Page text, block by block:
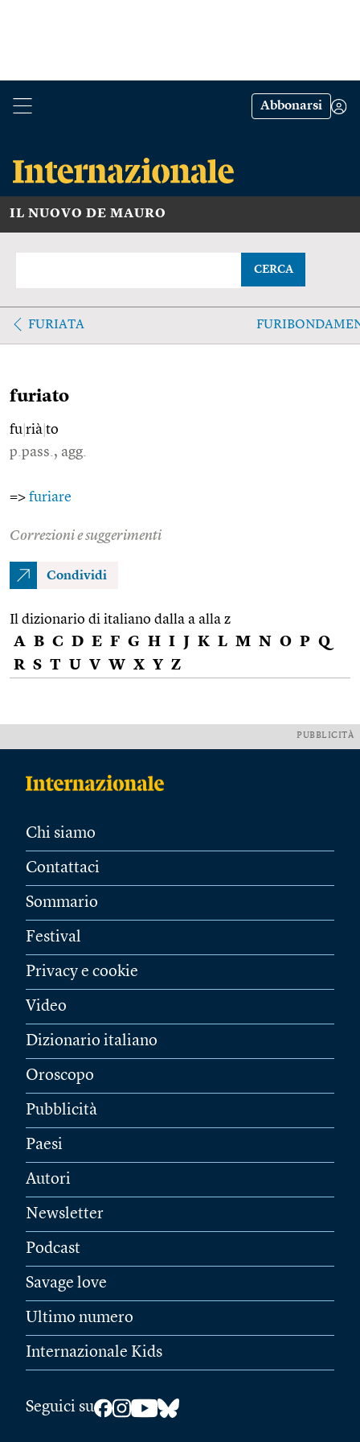
Abbonarsi
IL NUOVO DE MAURO
CERCA
FURIATA
furiato
fu rià to
p.pass., agg.
=> furiare
Correzioni e suggerimenti
Condividi
Il dizionario di italiano dalla a alla z
A B C D E F G H I J K L M N O P Q
R S T U V W X Y Z
PUBBLICITÀ
Chi siamo
Contattaci
Sommario
Festival
Privacy e cookie
Video
Dizionario italiano
Oroscopo
Pubblicità
Paesi
Autori
Newsletter
Podcast
Savage love
Ultimo numero
Internazionale Kids
Seguici su